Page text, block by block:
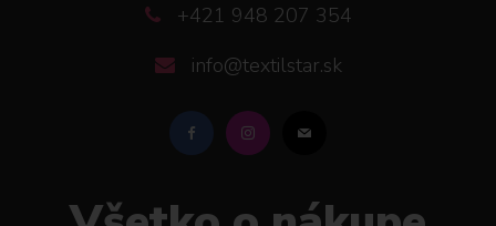
+421 948 207 354
info@textilstar.sk